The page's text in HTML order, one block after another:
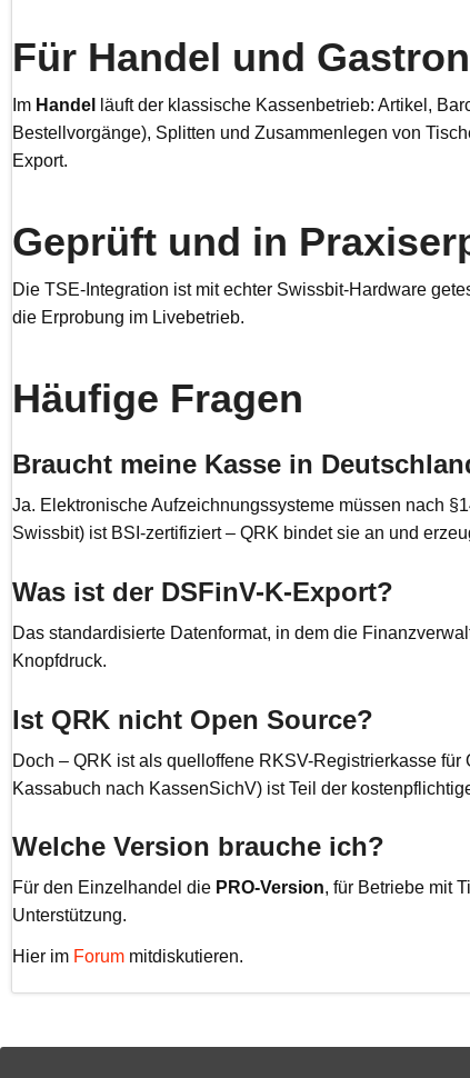
Für Handel und
Im Handel läuft der klassische Kassenbetrieb: Artikel,
Bestellvorgänge), Splitten und Zusammenlegen von
Export.
Geprüft und in
Die TSE-Integration ist mit echter Swissbit-Hardware
die Erprobung im Livebetrieb.
Häufige Fragen
Braucht meine Kasse in
Ja. Elektronische Aufzeichnungssysteme müssen nach
Swissbit) ist BSI-zertifiziert – QRK bindet sie an und
Was ist der DSFinV-K-Export?
Das standardisierte Datenformat, in dem die
Knopfdruck.
Ist QRK nicht Open Source?
Doch – QRK ist als quelloffene RKSV-Registrierkasse
Kassabuch nach KassenSichV) ist Teil der
Welche Version brauche ich?
Für den Einzelhandel die PRO-Version, für Betriebe mit
Unterstützung.
Hier im Forum mitdiskutieren.